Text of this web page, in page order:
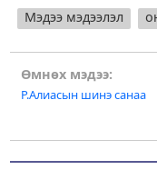
Мэдээ мэдээлэл
Post
navigation
Өмнөх мэдээ:
Р.Алиасын шинэ санаа